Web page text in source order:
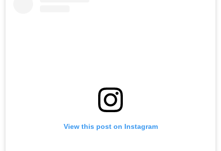
View this post on Instagram